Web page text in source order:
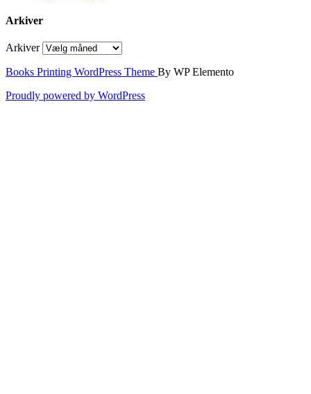
Arkiver
Arkiver
Books Printing WordPress Theme By WP Elemento
Proudly powered by WordPress